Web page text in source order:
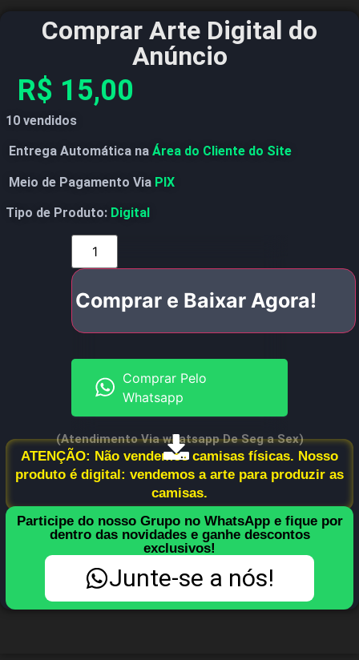
Comprar Arte Digital do
Anúncio
R$ 15,00
10 vendidos
Entrega Automática na Área do Cliente do Site
Meio de Pagamento Via PIX
Tipo de Produto: Digital
Comprar e Baixar Agora!
Comprar Pelo
Whatsapp
(Atendimento Via whatsapp De Seg a Sex)
ATENÇÃO: Não vendemos camisas físicas. Nosso
produto é digital: vendemos a arte para produzir as
camisas.
Participe do nosso Grupo no WhatsApp e fique por
dentro das novidades e ganhe descontos
exclusivos!
Junte-se a nós!